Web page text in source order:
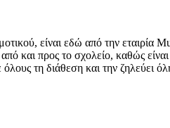
είναι εδώ από την
και προς το σχολείο, καθώς
τη διάθεση και την ζηλεύει